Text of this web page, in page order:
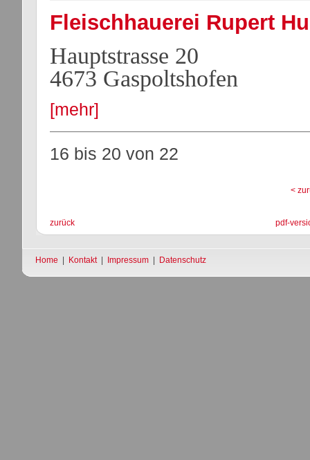
Fleischhauerei Rupert
Hauptstrasse 20
4673 Gaspoltshofen
[mehr]
16 bis 20 von 22
<
zurück pdf-
Home | Kontakt| Impressum | Datenschutz